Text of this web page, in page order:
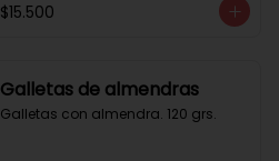
$15.500
Galletas de almendras
Galletas con almendra. 120 grs.